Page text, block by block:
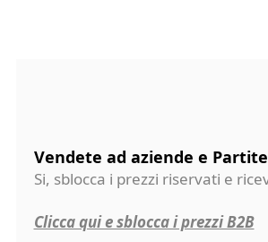
Vendete ad aziende e
Si, sblocca i prezzi riservati e
Clicca qui e sblocca i prezzi B2B